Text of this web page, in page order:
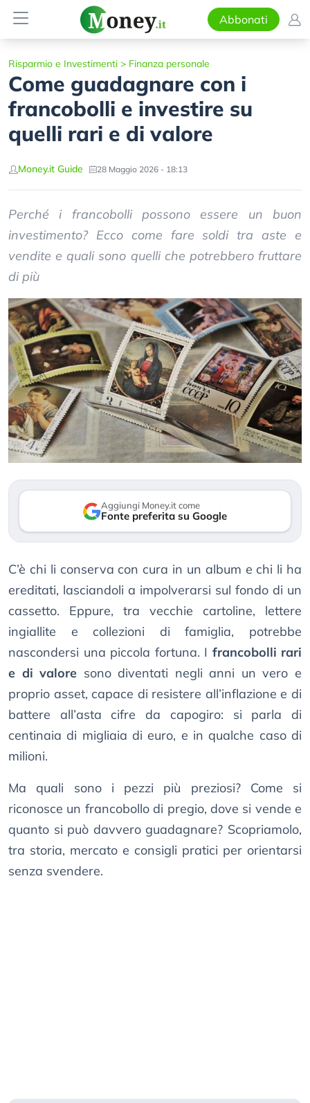
Abbonati
Risparmio e Investimenti > Finanza personale
Come guadagnare con i
francobolli e investire su
quelli rari e di valore
Money.it Guide 28 Maggio 2026 - 18:13
Perché i francobolli possono essere un buon
investimento? Ecco come fare soldi tra aste e
vendite e quali sono quelli che potrebbero fruttare
di più
Aggiungi Money.it come
Fonte preferita su Google
C’è chi li conserva con cura in un album e chi li ha
ereditati, lasciandoli a impolverarsi sul fondo di un
cassetto. Eppure, tra vecchie cartoline, lettere
ingiallite e collezioni di famiglia, potrebbe
nascondersi una piccola fortuna. I francobolli rari
e di valore sono diventati negli anni un vero e
proprio asset, capace di resistere all’inflazione e di
battere all’asta cifre da capogiro: si parla di
centinaia di migliaia di euro, e in qualche caso di
milioni.
Ma quali sono i pezzi più preziosi? Come si
riconosce un francobollo di pregio, dove si vende e
quanto si può davvero guadagnare? Scopriamolo,
tra storia, mercato e consigli pratici per orientarsi
senza svendere.